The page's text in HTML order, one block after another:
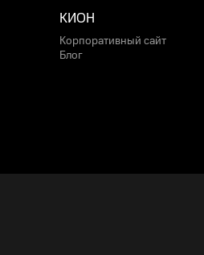
КИОН
Корпоративный сайт
Блог